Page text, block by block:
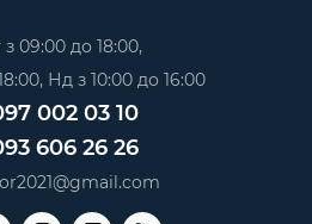
09:00 до 18:00,
Нд з 10:00 до 16:00
002 03 10
606 26 26